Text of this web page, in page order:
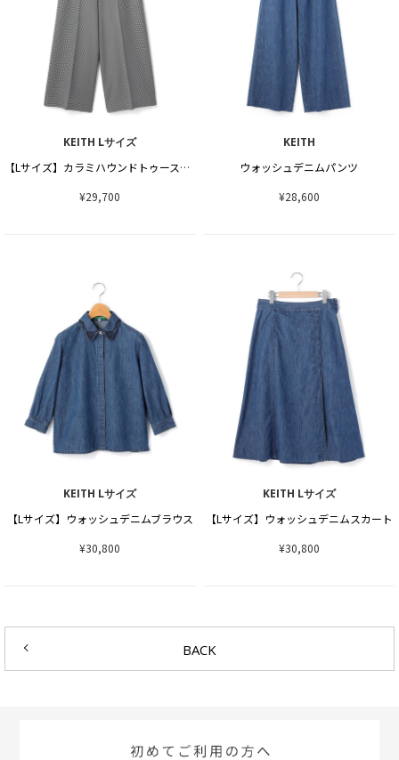
KEITH Lサイズ
【Lサイズ】カラミハウンドトゥースパンツ
¥29,700
KEITH
ウォッシュデニムパンツ
¥28,600
KEITH Lサイズ
【Lサイズ】ウォッシュデニムブラウス
¥30,800
KEITH Lサイズ
【Lサイズ】ウォッシュデニムスカート
¥30,800
BACK